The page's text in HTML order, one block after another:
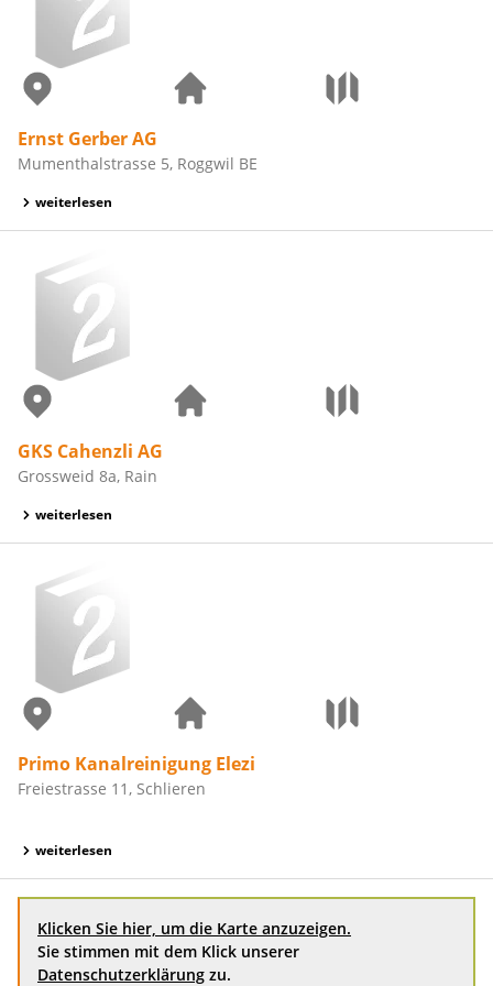
Ernst Gerber AG
Mumenthalstrasse 5, Roggwil BE
weiterlesen
GKS Cahenzli AG
Grossweid 8a, Rain
weiterlesen
Primo Kanalreinigung Elezi
Freiestrasse 11, Schlieren
weiterlesen
Klicken Sie hier, um die Karte anzuzeigen.
Sie stimmen mit dem Klick unserer
Datenschutzerklärung zu.